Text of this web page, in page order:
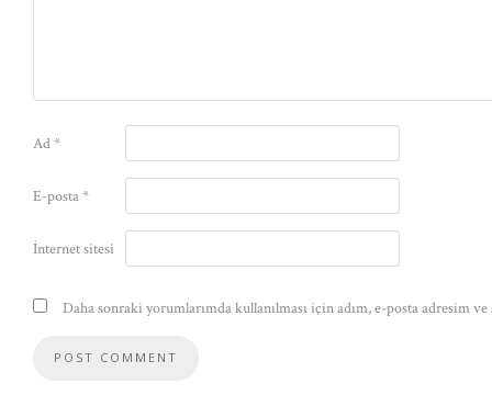
Ad*
E-posta*
İnternet sitesi
Daha sonraki yorumlarımda kullanılması için adım, e-posta adresim